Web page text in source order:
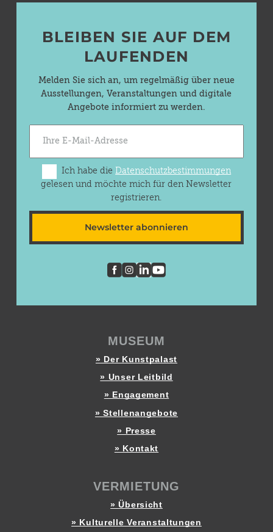
BLEIBEN SIE AUF DEM
LAUFENDEN
Melden Sie sich an, um regelmäßig über neue
Ausstellungen, Veranstaltungen und digitale
Angebote informiert zu werden.
Ich habe dieDatenschutzbestimmungen
gelesen und möchte mich für den Newsletter
registrieren.
Newsletter abonnieren
MUSEUM
» Der Kunstpalast
» Unser Leitbild
» Engagement
» Stellenangebote
» Presse
» Kontakt
VERMIETUNG
» Übersicht
» Kulturelle Veranstaltungen